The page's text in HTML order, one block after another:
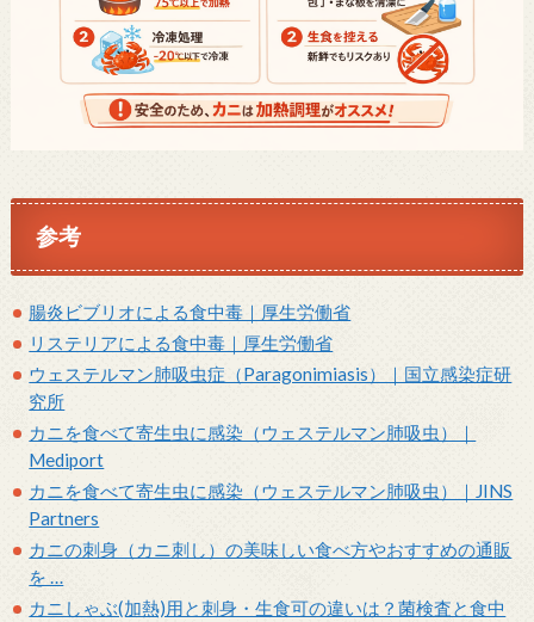
参考
腸炎ビブリオによる食中毒｜厚生労働省
リステリアによる食中毒｜厚生労働省
ウェステルマン肺吸虫症（Paragonimiasis）｜国立感染症研
究所
カニを食べて寄生虫に感染（ウェステルマン肺吸虫）｜
Mediport
カニを食べて寄生虫に感染（ウェステルマン肺吸虫）｜JINS
Partners
カニの刺身（カニ刺し）の美味しい食べ方やおすすめの通販
を …
カニしゃぶ(加熱)用と刺身・生食可の違いは？菌検査と食中